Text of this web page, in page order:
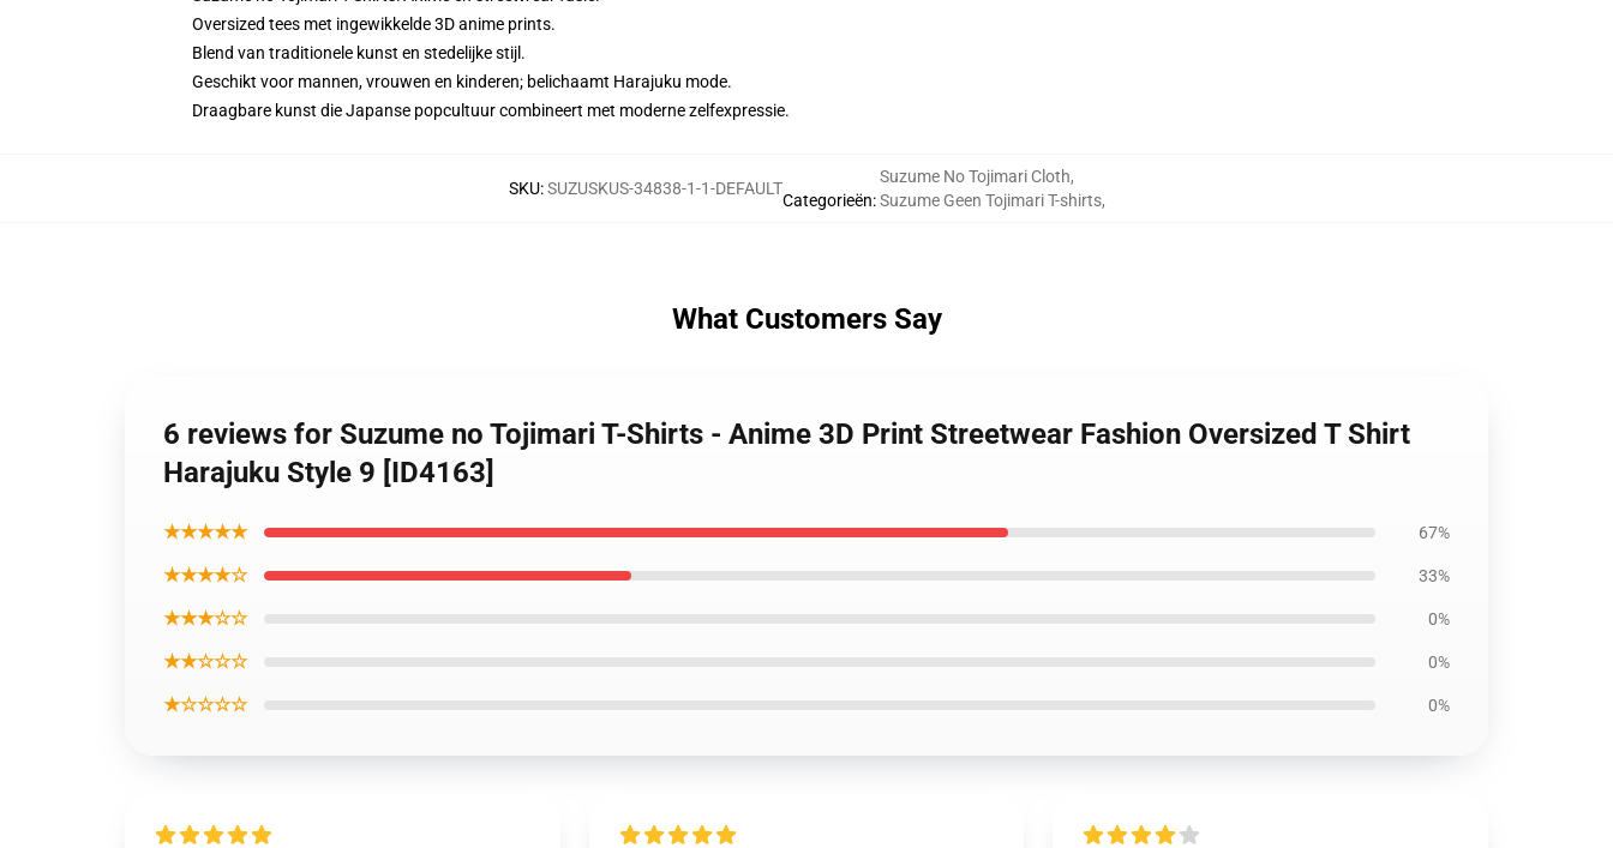
Oversized tees met ingewikkelde 3D anime prints.
Blend van traditionele kunst en stedelijke stijl.
Geschikt voor mannen, vrouwen en kinderen; belichaamt Harajuku mode.
Draagbare kunst die Japanse popcultuur combineert met moderne zelfexpressie.
SKU:SUZUSKUS-34838-1-1-DEFAULT
Categorieën:
Suzume No Tojimari Cloth,
Suzume Geen Tojimari T-shirts,
What Customers Say
6 reviews for Suzume no Tojimari T-Shirts - Anime 3D Print Streetwear Fashion Oversized T Shirt
Harajuku Style 9 [ID4163]
★★★★★ 67%
★★★★☆ 33%
★★★☆☆ 0%
★★☆☆☆ 0%
★☆☆☆☆ 0%